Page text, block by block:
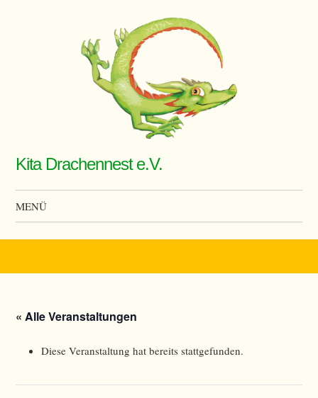
Kita Drachennest e.V.
MENÜ
« Alle Veranstaltungen
Diese Veranstaltung hat bereits stattgefunden.